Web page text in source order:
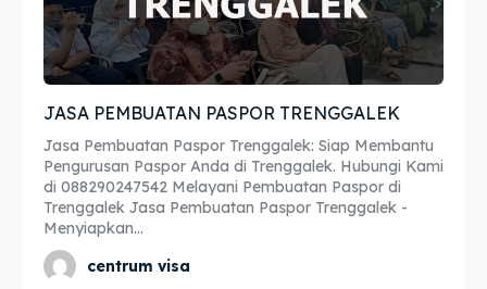
Apostille
Penerjemah
Asuransi
Blog
Apostille
Penerjemah
Asuransi
Blog
JASA PEMBUATAN PASPOR TRENGGALEK
Jasa Pembuatan Paspor Trenggalek: Siap Membantu
Pengurusan Paspor Anda di Trenggalek. Hubungi Kami
di 088290247542 Melayani Pembuatan Paspor di
Trenggalek Jasa Pembuatan Paspor Trenggalek -
Menyiapkan...
centrum visa